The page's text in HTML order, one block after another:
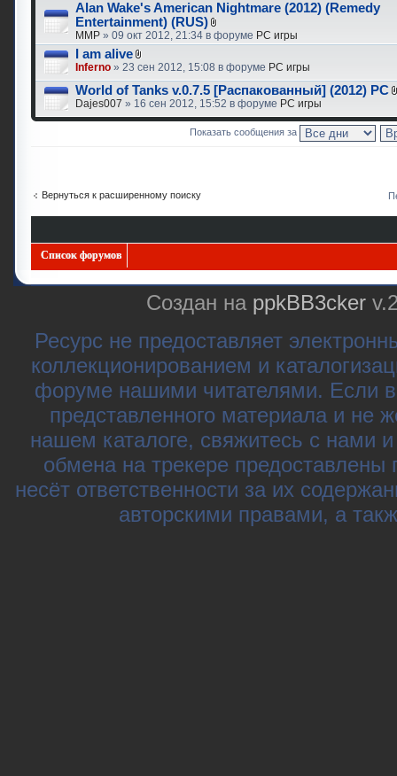
Alan Wake's American Nightmare (2012) (Remedy
Entertainment) (RUS)
MMP » 09 окт 2012, 21:34 в форуме PC игры
I am alive
Inferno » 23 сен 2012, 15:08 в форуме PC игры
World of Tanks v.0.7.5 [Распакованный] (2012) PC
Dajes007 » 16 сен 2012, 15:52 в форуме PC игры
Показать сообщения за
Вернуться к расширенному поиску
Список форумов
Создан на ppkBB3cker
Ресурс не предоставляет
коллекционированием и
форуме нашими читателями. Если
представленного материала и не
нашем каталоге, свяжитесь с нами
обмена на трекере
несёт ответственности за их
авторскими правами, а